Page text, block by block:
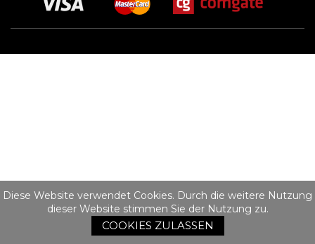
Diese Website verwendet Cookies. Durch die weitere Nutzung
dieser Website stimmen Sie der Nutzung zu.
COOKIES ZULASSEN